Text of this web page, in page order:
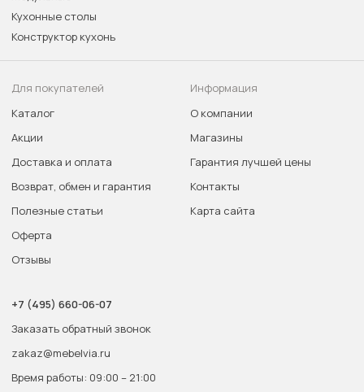
Кухонные столы
Конструктор кухонь
Для покупателей
Каталог
Акции
Доставка и оплата
Возврат, обмен и гарантия
Полезные статьи
Оферта
Отзывы
Информация
О компании
Магазины
Гарантия лучшей цены
Контакты
Карта сайта
+7 (495) 660-06-07
Заказать обратный звонок
zakaz@mebelvia.ru
Время работы: 09:00 – 21:00